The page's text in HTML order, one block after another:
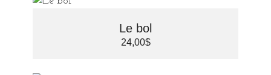
Le bol
24,00$